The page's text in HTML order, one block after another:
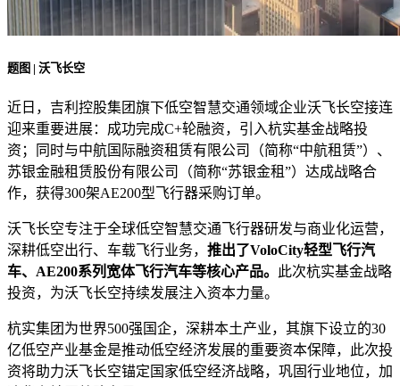
题图 | 沃飞长空
近日，吉利控股集团旗下低空智慧交通领域企业沃飞长空接连
迎来重要进展：成功完成C+轮融资，引入杭实基金战略投
资；同时与中航国际融资租赁有限公司（简称“中航租赁”）、
苏银金融租赁股份有限公司（简称“苏银金租”）达成战略合
作，获得300架AE200型飞行器采购订单。
沃飞长空专注于全球低空智慧交通飞行器研发与商业化运营，
深耕低空出行、车载飞行业务， 推出了VoloCity轻型飞行汽
车、AE200系列宽体飞行汽车等核心产品。
此次杭实基金战略
投资，为沃飞长空持续发展注入资本力量。
杭实集团为世界500强国企，深耕本土产业，其旗下设立的30
亿低空产业基金是推动低空经济发展的重要资本保障，此次投
资将助力沃飞长空锚定国家低空经济战略，巩固行业地位，加